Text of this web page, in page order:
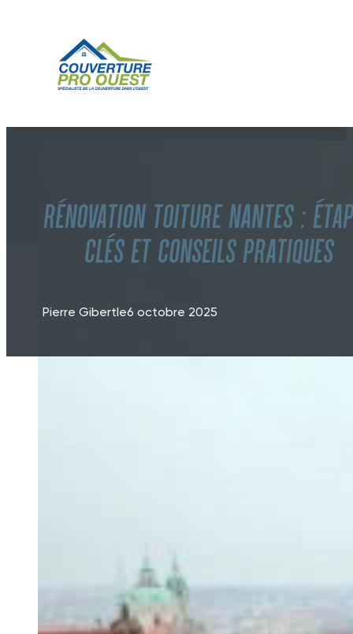
Rénovation toiture Nantes :
clés et conseils pratiques
Pierre Gibertle6 octobre 2025